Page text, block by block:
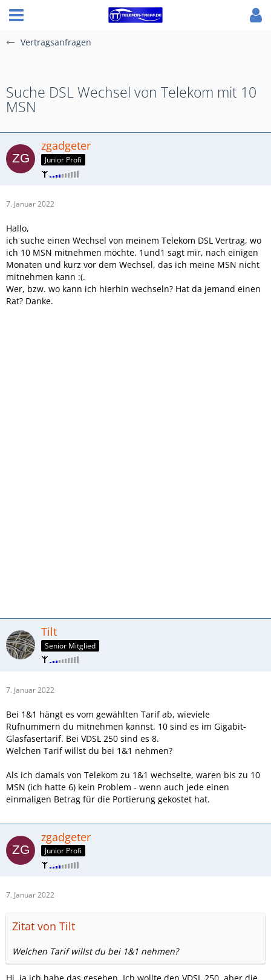
Vertragsanfragen
Suche DSL Wechsel von Telekom mit 10
MSN
zgadgeter
Junior Profi
7. Januar 2022
Hallo,
ich suche einen Wechsel von meinem Telekom DSL Vertrag, wo
ich 10 MSN mitnehmen möchte. 1und1 sagt mir, nach einigen
Monaten und kurz vor dem Wechsel, das ich meine MSN nicht
mitnehmen kann :(.
Wer, bzw. wo kann ich hierhin wechseln? Hat da jemand einen
Rat? Danke.
Tilt
Senior Mitglied
7. Januar 2022
Bei 1&1 hängt es vom gewählten Tarif ab, wieviele
Rufnummern du mitnehmen kannst. 10 sind es im Gigabit-
Glasfasertarif. Bei VDSL 250 sind es 8.
Welchen Tarif willst du bei 1&1 nehmen?
Als ich damals von Telekom zu 1&1 wechselte, waren bis zu 10
MSN (ich hatte 6) kein Problem - wenn auch jede einen
einmaligen Betrag für die Portierung gekostet hat.
zgadgeter
Junior Profi
7. Januar 2022
Zitat von Tilt
Welchen Tarif willst du bei 1&1 nehmen?